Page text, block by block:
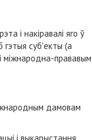
і накіравалі яго ў
гэтыя суб'екты (а
міжнародна-прававым
дамовам